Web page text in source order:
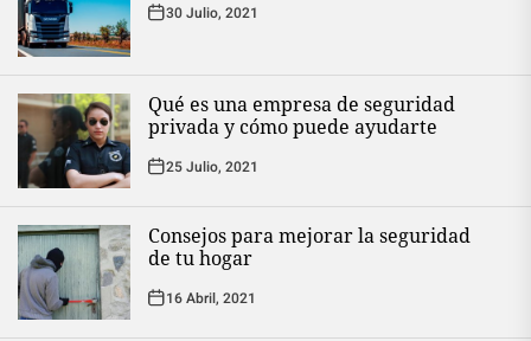
30 Julio, 2021
Qué es una empresa de seguridad
privada y cómo puede ayudarte
25 Julio, 2021
Consejos para mejorar la seguridad
de tu hogar
16 Abril, 2021